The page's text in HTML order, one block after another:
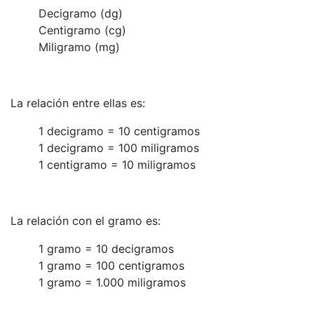
Decigramo (dg)
Centigramo (cg)
Miligramo (mg)
La relación entre ellas es:
1 decigramo = 10 centigramos
1 decigramo = 100 miligramos
1 centigramo = 10 miligramos
La relación con el gramo es:
1 gramo = 10 decigramos
1 gramo = 100 centigramos
1 gramo = 1.000 miligramos